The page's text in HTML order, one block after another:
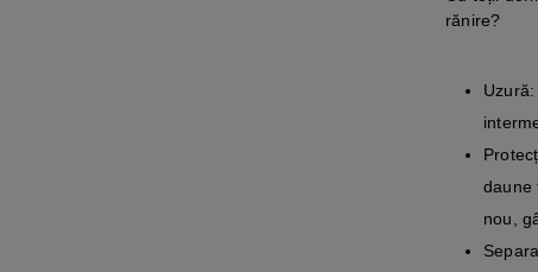
rănire?
daune
nou,